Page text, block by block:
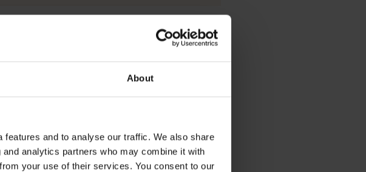
About
and to analyse our traffic. We also share
analytics partners who may combine it with
your use of their services. You consent to our
En termes de produits, d’équipements
est l’une des plus modernes du genre au
de silicium.